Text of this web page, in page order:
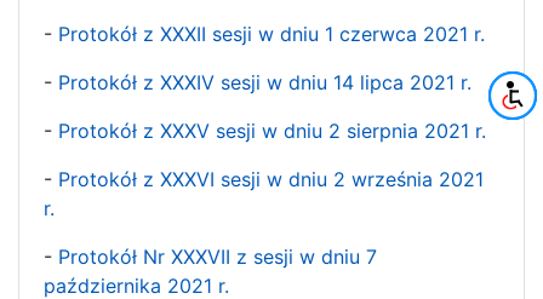
- Protokół z XXXII sesji w dniu 1 czerwca 2021 r.
- Protokół z XXXIV sesji w dniu 14 lipca 2021 r.
- Protokół z XXXV sesji w dniu 2 sierpnia 2021 r.
- Protokół z XXXVI sesji w dniu 2 września 2021
r.
- Protokół Nr XXXVII z sesji w dniu 7
października 2021 r.